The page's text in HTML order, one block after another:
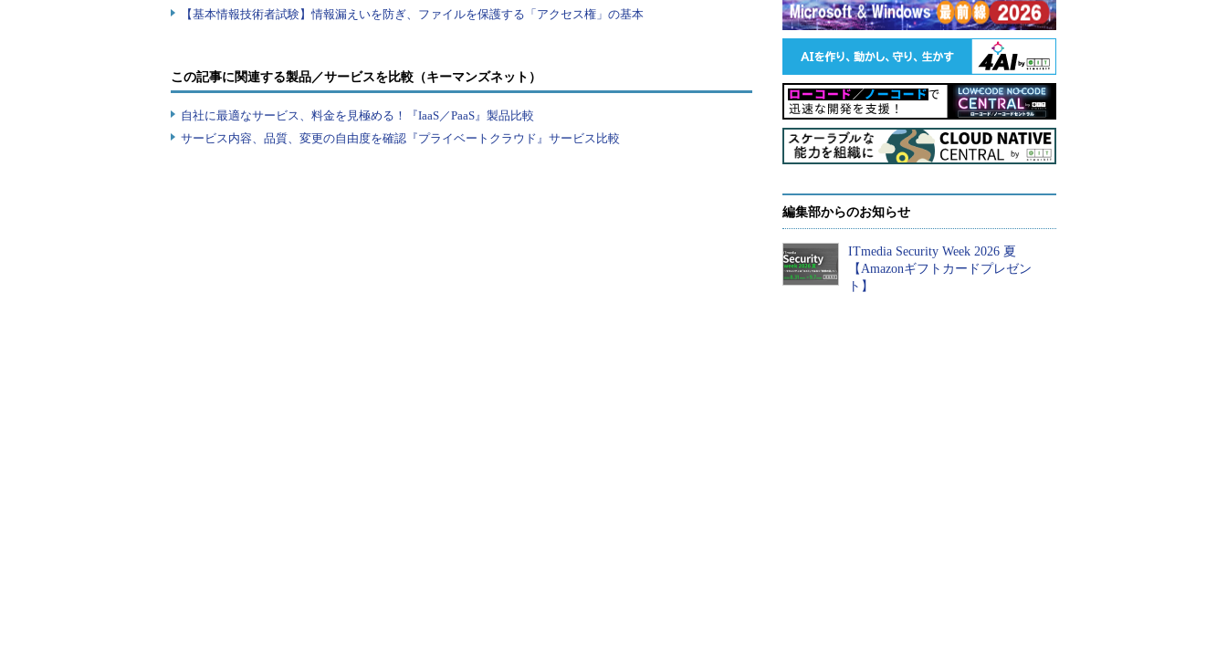
この記事に関連する製品／サービスを比較（キーマンズネット）
自社に最適なサービス、料金を見極める！『IaaS／PaaS』製品比較
サービス内容、品質、変更の自由度を確認『プライベートクラウド』サービス比較
編集部からのお知らせ
ITmedia Security Week 2026 夏
【Amazonギフトカードプレゼン
ト】